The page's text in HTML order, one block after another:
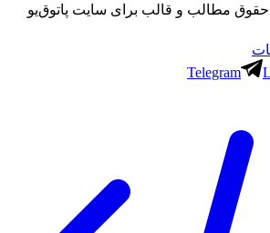
مطالب و قالب برای سایت پاتوق‌یو